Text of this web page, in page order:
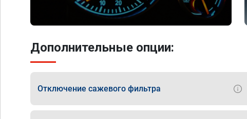
Дополнительные опции:
Отключение сажевого фильтра